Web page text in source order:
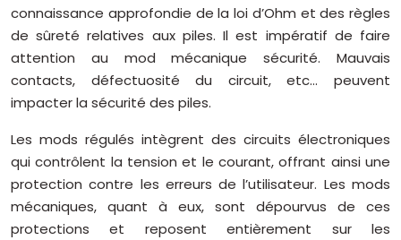
connaissance approfondie de la loi d’Ohm et des règles
de sûreté relatives aux piles. Il est impératif de faire
attention au mod mécanique sécurité. Mauvais
contacts, défectuosité du circuit, etc… peuvent
impacter la sécurité des piles.
Les mods régulés intègrent des circuits électroniques
qui contrôlent la tension et le courant, offrant ainsi une
protection contre les erreurs de l’utilisateur. Les mods
mécaniques, quant à eux, sont dépourvus de ces
protections et reposent entièrement sur les